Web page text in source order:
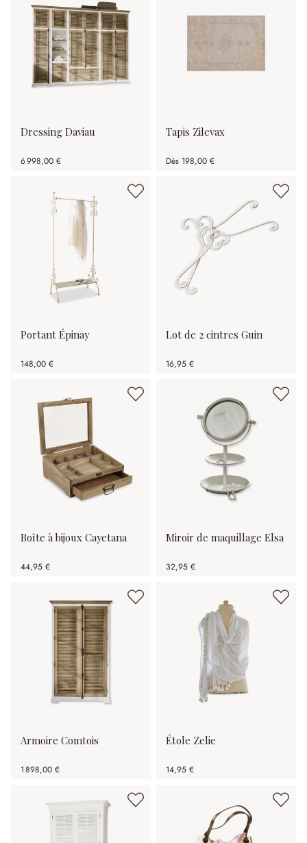
Dressing Daviau
6 998,00 €
Tapis Zilevax
Dès 198,00 €
Portant Épinay
148,00 €
Lot de 2 cintres Guin
16,95 €
Boîte à bijoux Cayetana
44,95 €
Miroir de maquillage Elsa
32,95 €
Armoire Comtois
1 898,00 €
Étole Zelie
14,95 €